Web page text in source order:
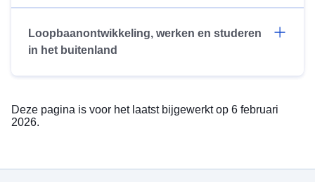
Loopbaanontwikkeling, werken en studeren
in het buitenland
Deze pagina is voor het laatst bijgewerkt op 6 februari
2026.